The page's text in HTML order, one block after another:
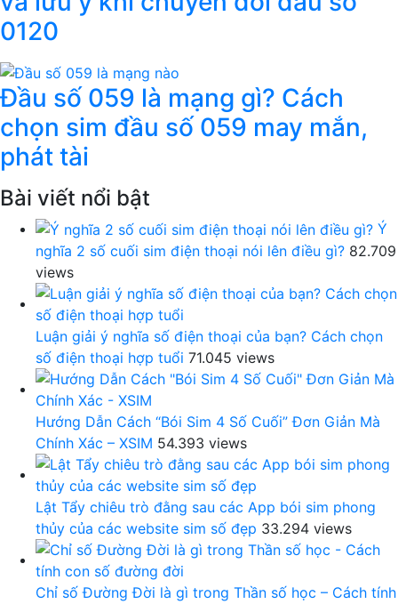
0120
Đầu số 059 là mạng gì? Cách
chọn sim đầu số 059 may mắn,
phát tài
Bài viết nổi bật
Ý
nghĩa 2 số cuối sim điện thoại nói lên điều gì? 82.709
views
Luận giải ý nghĩa số điện thoại của bạn? Cách chọn
số điện thoại hợp tuổi 71.045 views
Hướng Dẫn Cách “Bói Sim 4 Số Cuối” Đơn Giản Mà
Chính Xác – XSIM 54.393 views
Lật Tẩy chiêu trò đằng sau các App bói sim phong
thủy của các website sim số đẹp 33.294 views
Chỉ số Đường Đời là gì trong Thần số học – Cách tính